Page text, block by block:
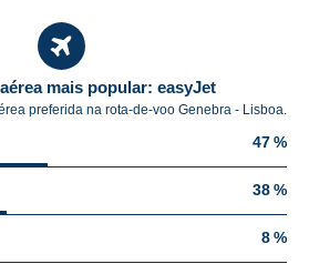
mais popular: easyJet
preferida na rota-de-voo Genebra - Lisboa.
47 %
38 %
8 %